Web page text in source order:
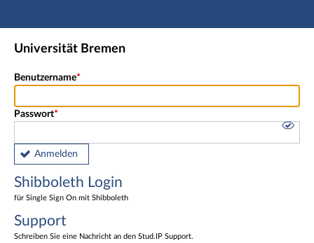
Hauptnavigation
Shibboleth Login
Universität Bremen
Benutzername
Passwort
Anmelden
Shibboleth Login
für Single Sign On mit Shibboleth
Support
Schreiben Sie eine Nachricht an den Stud.IP Support.